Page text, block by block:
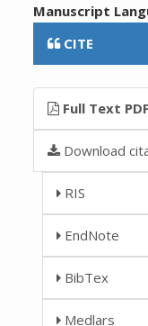
Manuscript
CITE
Full Text PDF
Download
RIS
EndNote
BibTex
Medlars